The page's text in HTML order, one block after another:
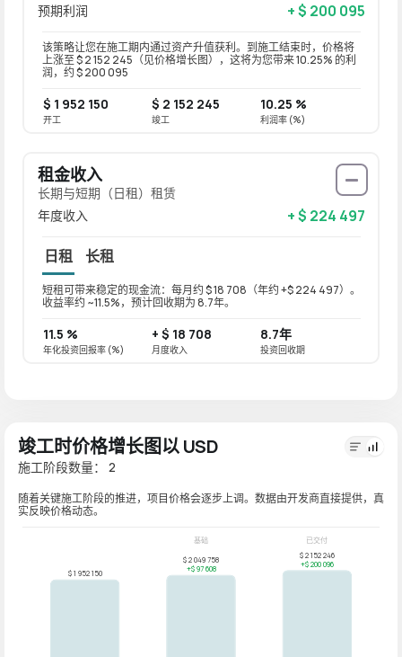
预期利润
+ $ 200 095
该策略让您在施工期内通过资产升值获利。到施工结束时，价格将
上涨至 $ 2 152 245（见价格增长图），这将为您带来 10.25% 的利
润，约 $ 200 095
$ 1 952 150
开工
$ 2 152 245
竣工
10.25 %
利润率 (%)
租金收入
长期与短期（日租）租赁
年度收入
+ $ 224 497
日租 长租
短租可带来稳定的现金流：每月约 $ 18 708（年约 +$ 224 497）。
收益率约 ~11.5%，预计回收期为 8.7年。
11.5 %
年化投资回报率 (%)
+ $ 18 708
月度收入
8.7年
投资回收期
竣工时价格增长图以 USD
施工阶段数量： 2
随着关键施工阶段的推进，项目价格会逐步上调。数据由开发商直接提供，真
实反映价格动态。